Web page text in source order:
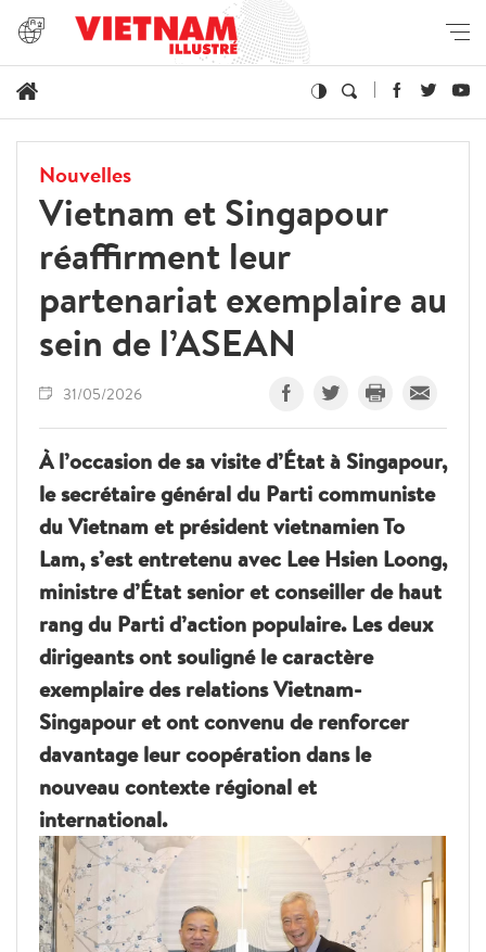
Nouvelles
Vietnam et Singapour
réaffirment leur
partenariat exemplaire au
sein de l’ASEAN
31/05/2026
À l’occasion de sa visite d’État à Singapour,
le secrétaire général du Parti communiste
du Vietnam et président vietnamien To
Lam, s’est entretenu avec Lee Hsien Loong,
ministre d’État senior et conseiller de haut
rang du Parti d’action populaire. Les deux
dirigeants ont souligné le caractère
exemplaire des relations Vietnam-
Singapour et ont convenu de renforcer
davantage leur coopération dans le
nouveau contexte régional et
international.